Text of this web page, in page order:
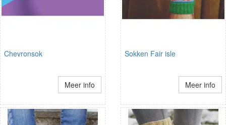
Chevronsok
Meer info
Sokken Fair isle
Meer info